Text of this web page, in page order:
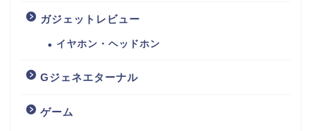
ガジェットレビュー
イヤホン・ヘッドホン
Gジェネエターナル
ゲーム